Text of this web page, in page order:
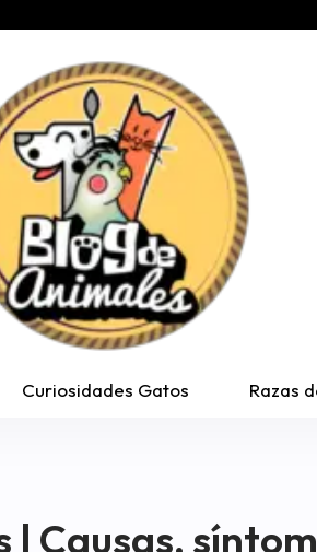
Curiosidades Gatos Razas
| Causas,